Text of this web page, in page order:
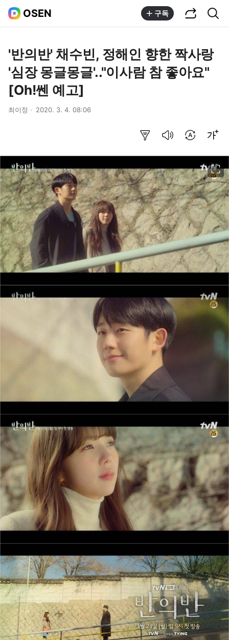
OSEN 구독
'반의반' 채수빈, 정해인 향한 짝사랑
'심장 몽글몽글'.."이사람 참 좋아요"
[Oh!쎈 예고]
최이정 2020. 3. 4. 08:06